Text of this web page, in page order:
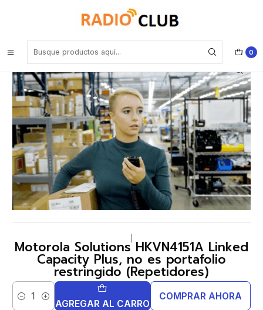
0
Motorola Solutions HKVN4151A Linked Capacity Plus, no es
portafolio restringido (Repetidores)
Motorola Solutions HKVN4151A Linked
Capacity Plus, no es portafolio
restringido (Repetidores)
Cantidad AGREGAR AL CARRO
COMPRAR AHORA